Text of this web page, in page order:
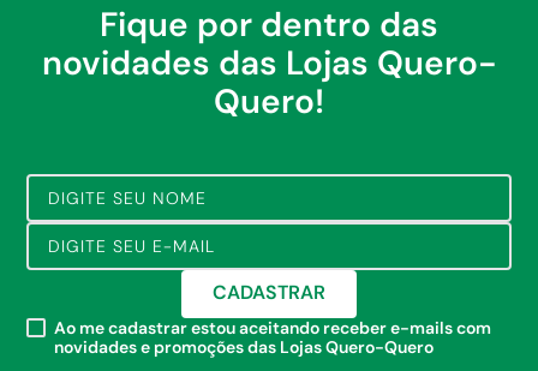
Fique por dentro das
novidades das Lojas Quero-
Quero!
CADASTRAR
Ao me cadastrar estou aceitando receber e-mails com
novidades e promoções das Lojas Quero-Quero